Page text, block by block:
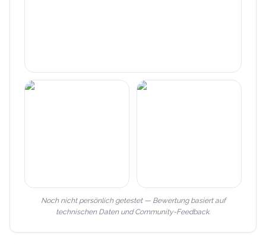
Noch nicht persönlich getestet — Bewertung basiert auf
technischen Daten und Community-Feedback.